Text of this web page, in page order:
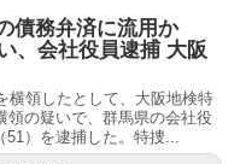
債務弁済に流用か
、会社役員逮捕 大阪
横領したとして、大阪地検特
領の疑いで、群馬県の会社役
51）を逮捕した。特捜...